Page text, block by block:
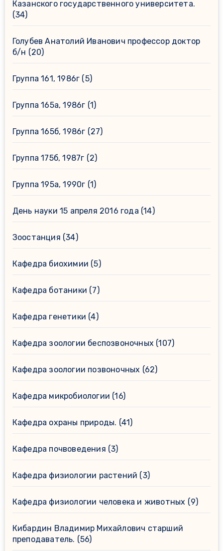
Казанского государственного университета.
(34)
Голубев Анатолий Иванович профессор доктор
б/н (20)
Группа 161, 1986г (5)
Группа 165а, 1986г (1)
Группа 165б, 1986г (27)
Группа 175б, 1987г (2)
Группа 195а, 1990г (1)
День науки 15 апреля 2016 года (14)
Зоостанция (34)
Кафедра биохимии (5)
Кафедра ботаники (7)
Кафедра генетики (4)
Кафедра зоологии беспозвоночных (107)
Кафедра зоологии позвоночных (62)
Кафедра микробиологии (16)
Кафедра охраны природы. (41)
Кафедра почвоведения (3)
Кафедра физиологии растений (3)
Кафедра физиологии человека и животных (9)
Кибардин Владимир Михайлович старший
преподаватель. (56)